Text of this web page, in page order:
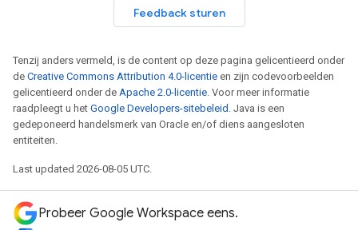
Feedback sturen
Tenzij anders vermeld, is de content op deze pagina gelicentieerd onder
de Creative Commons Attribution 4.0-licentie en zijn codevoorbeelden
gelicentieerd onder de Apache 2.0-licentie. Voor meer informatie
raadpleegt u het Google Developers-sitebeleid . Java is een
gedeponeerd handelsmerk van Oracle en/of diens aangesloten
entiteiten.
Last updated 2026-08-05 UTC.
Probeer Google Workspace eens.